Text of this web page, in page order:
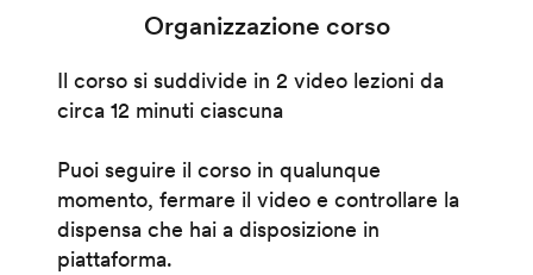
Organizzazione corso
Il corso si suddivide in 2 video lezioni da
circa 12 minuti ciascuna
Puoi seguire il corso in qualunque
momento, fermare il video e controllare la
dispensa che hai a disposizione in
piattaforma.